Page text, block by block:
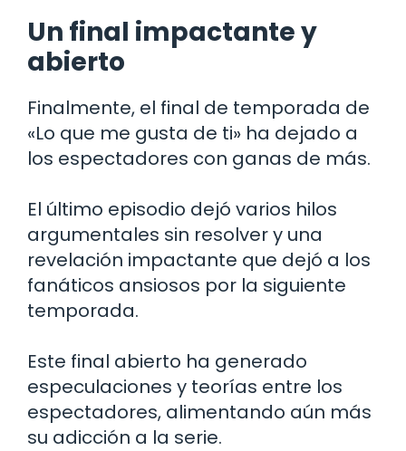
Un final impactante y
abierto
Finalmente, el final de temporada de
«Lo que me gusta de ti» ha dejado a
los espectadores con ganas de más.
El último episodio dejó varios hilos
argumentales sin resolver y una
revelación impactante que dejó a los
fanáticos ansiosos por la siguiente
temporada.
Este final abierto ha generado
especulaciones y teorías entre los
espectadores, alimentando aún más
su adicción a la serie.